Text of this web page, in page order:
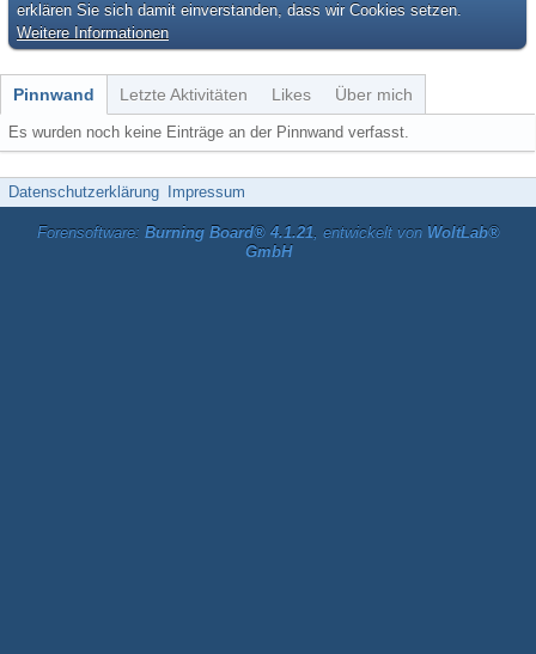
erklären Sie sich damit einverstanden, dass wir Cookies setzen.
Weitere Informationen
Pinnwand Letzte Aktivitäten Likes Über mich
Es wurden noch keine Einträge an der Pinnwand verfasst.
Datenschutzerklärung Impressum
Forensoftware: Burning Board® 4.1.21, entwickelt von WoltLab®
GmbH